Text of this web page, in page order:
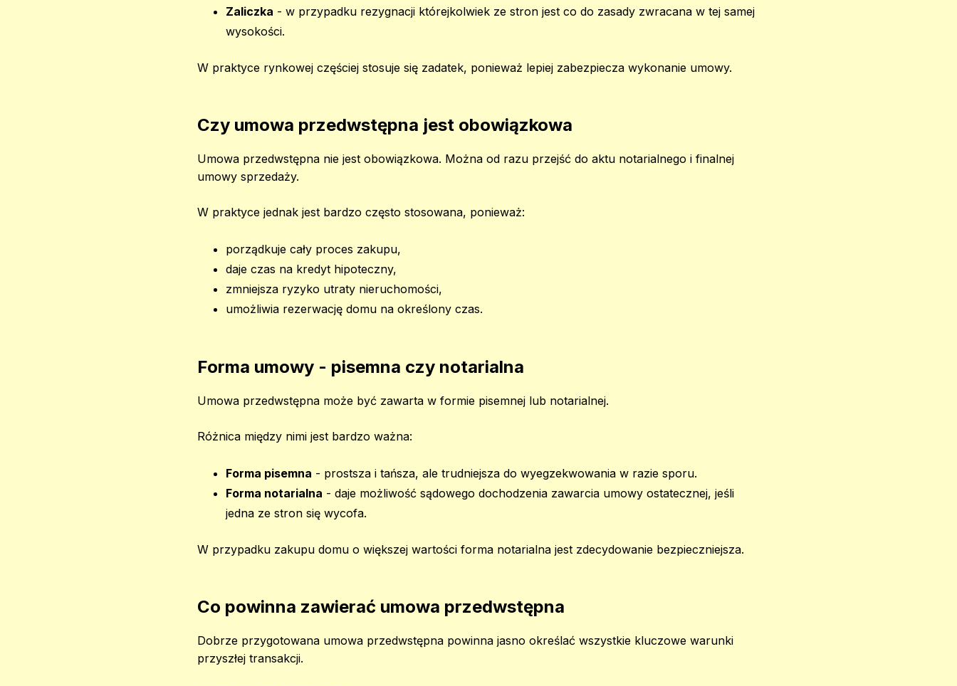
Zaliczka - w przypadku rezygnacji którejkolwiek ze stron jest co do zasady zwracana w tej samej
wysokości.
W praktyce rynkowej częściej stosuje się zadatek, ponieważ lepiej zabezpiecza wykonanie umowy.
Czy umowa przedwstępna jest obowiązkowa
Umowa przedwstępna nie jest obowiązkowa. Można od razu przejść do aktu notarialnego i finalnej
umowy sprzedaży.
W praktyce jednak jest bardzo często stosowana, ponieważ:
porządkuje cały proces zakupu,
daje czas na kredyt hipoteczny,
zmniejsza ryzyko utraty nieruchomości,
umożliwia rezerwację domu na określony czas.
Forma umowy - pisemna czy notarialna
Umowa przedwstępna może być zawarta w formie pisemnej lub notarialnej.
Różnica między nimi jest bardzo ważna:
Forma pisemna - prostsza i tańsza, ale trudniejsza do wyegzekwowania w razie sporu.
Forma notarialna - daje możliwość sądowego dochodzenia zawarcia umowy ostatecznej, jeśli
jedna ze stron się wycofa.
W przypadku zakupu domu o większej wartości forma notarialna jest zdecydowanie bezpieczniejsza.
Co powinna zawierać umowa przedwstępna
Dobrze przygotowana umowa przedwstępna powinna jasno określać wszystkie kluczowe warunki
przyszłej transakcji.